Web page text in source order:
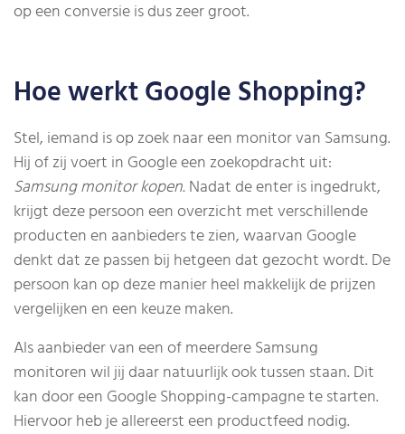
op een conversie is dus zeer groot.
Hoe werkt Google Shopping?
Stel, iemand is op zoek naar een monitor van Samsung.
Hij of zij voert in Google een zoekopdracht uit:
Samsung monitor kopen.Nadat de enter is ingedrukt,
krijgt deze persoon een overzicht met verschillende
producten en aanbieders te zien, waarvan Google
denkt dat ze passen bij hetgeen dat gezocht wordt. De
persoon kan op deze manier heel makkelijk de prijzen
vergelijken en een keuze maken.
Als aanbieder van een of meerdere Samsung
monitoren wil jij daar natuurlijk ook tussen staan. Dit
kan door een Google Shopping-campagne te starten.
Hiervoor heb je allereerst een productfeed nodig.